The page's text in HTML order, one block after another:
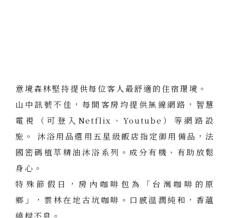
意境森林堅持提供每位客人最舒適的住宿環境。
山中訊號不佳，每間客房均提供無線網路，智慧
電視（可登入Netflix、Youtube）等網路設
施。 沐浴用品選用五星級飯店指定御用備品，法
國密碼植萃精油沐浴系列。成分有機、有助放鬆
身心。
特殊節假日，房內咖啡包為「台灣咖啡的原
鄉」，雲林在地古坑咖啡。口感溫潤純和，香蘊
繞樑不息。